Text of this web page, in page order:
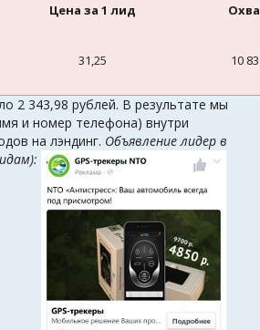
Цена за 1 лид
31,25 10
2 343,98 рублей. В результате мы
и номер телефона) внутри
на лэндинг. Объявление лидер в